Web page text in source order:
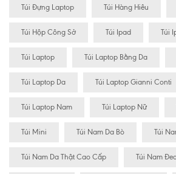
Túi Đựng Laptop Túi Hàng Hiêu
Túi Hộp Công Sở Túi Ipad Túi
Túi Laptop Túi Laptop Bằng Da
Túi Laptop Da Túi Laptop Gianni Conti
Túi Laptop Nam Túi Laptop Nữ
Túi Mini Túi Nam Da Bò Túi
Túi Nam Da Thật Cao Cấp Túi Nam